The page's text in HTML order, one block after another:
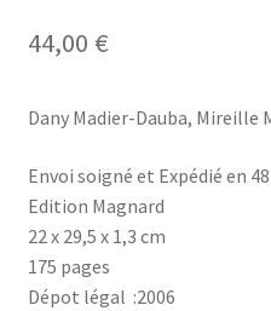
44,00 €
Dany Madier-Dauba,
Envoi soigné et Expédié en
Edition Magnard
22 x 29,5 x 1,3 cm
175 pages
Dépot légal :2006